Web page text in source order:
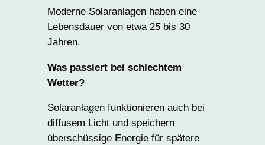
Moderne Solaranlagen haben eine
Lebensdauer von etwa 25 bis 30
Jahren.
Was passiert bei schlechtem
Wetter?
Solaranlagen funktionieren auch bei
diffusem Licht und speichern
überschüssige Energie für spätere